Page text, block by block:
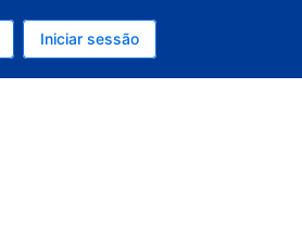
Iniciar sessão